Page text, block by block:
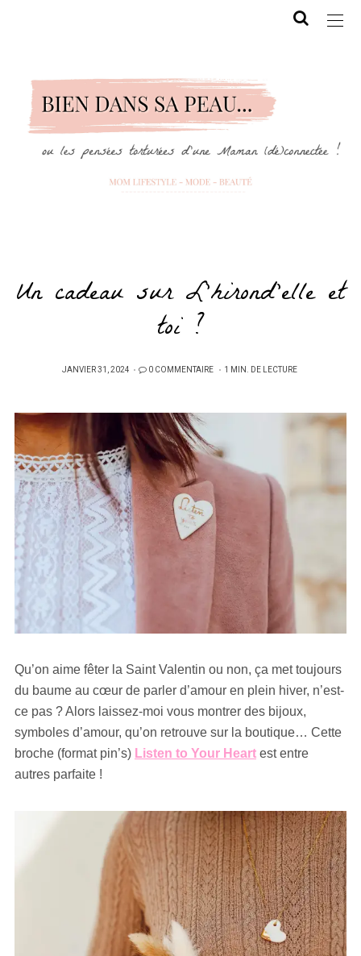
Un cadeau sur L’hirond’elle et
toi ?
PUBLIÉ
JANVIER 31, 2024 0 COMMENTAIRE 1 MIN. DE LECTURE
Qu’on aime fêter la Saint Valentin ou non, ça met toujours
du baume au cœur de parler d’amour en plein hiver, n’est-
ce pas ? Alors laissez-moi vous montrer des bijoux,
symboles d’amour, qu’on retrouve sur la boutique… Cette
broche (format pin’s) Listen to Your Heart est entre
autres parfaite !